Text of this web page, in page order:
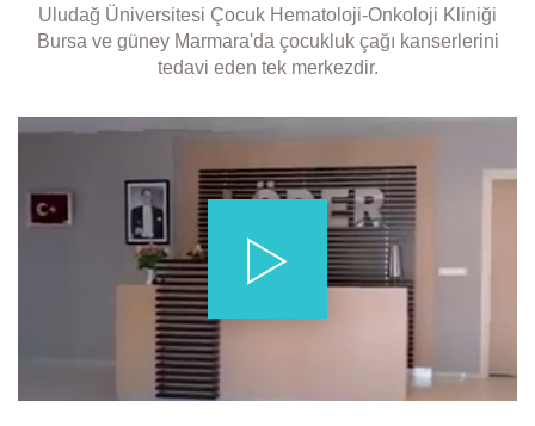
Uludağ Üniversitesi Çocuk Hematoloji-Onkoloji Kliniği
Bursa ve güney Marmara'da çocukluk çağı kanserlerini
tedavi eden tek merkezdir.